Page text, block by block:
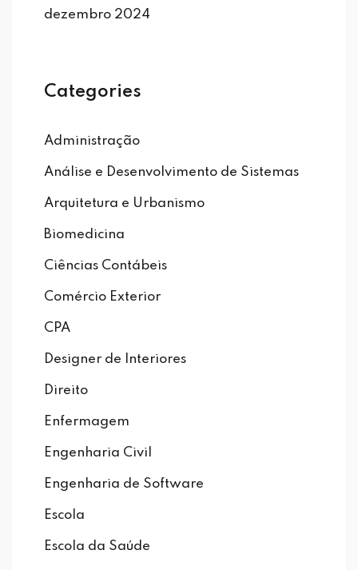
dezembro 2024
Categories
Administração
Análise e Desenvolvimento de Sistemas
Arquitetura e Urbanismo
Biomedicina
Ciências Contábeis
Comércio Exterior
CPA
Designer de Interiores
Direito
Enfermagem
Engenharia Civil
Engenharia de Software
Escola
Escola da Saúde